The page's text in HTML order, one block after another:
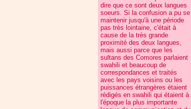
dire que ce sont deux langues
soeurs. Si la confusion a pu se
maintenir jusqu'à une période
pas très lointaine, c'était à
cause de la très grande
proximité des deux langues,
mais aussi parce que les
sultans des Comores parlaient
swahili et beaucoup de
correspondances et traités
avec les pays voisins ou les
puissances étrangères étaient
rédigés en swahili qui étaient à
l'époque la plus importante